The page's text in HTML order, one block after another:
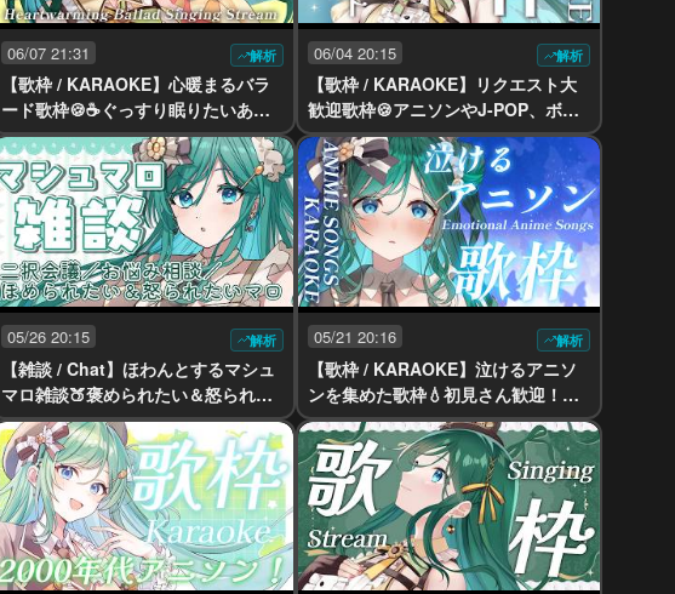
06/07 21:31 解析
【歌枠 / KARAOKE】心暖まるバラ
ード歌枠🍪☕ぐっすり眠りたいあな
たへ【 #もかん #vtuber #vsinger】
06/04 20:15 解析
【歌枠 / KARAOKE】リクエスト大
歓迎歌枠🍪アニソンやJ-POP、ボカ
ロ等リクエストしてみませんか？【
#もかん #vtuber #vsinger】
05/26 20:15 解析
【雑談 / Chat】ほわんとするマシュ
マロ雑談🍑褒められたい＆怒られた
い！？／お悩み相談室／二択会議 初
見さん歓迎！【 #もかん #vtuber #v
singer】
05/21 20:16 解析
【歌枠 / KARAOKE】泣けるアニソ
ンを集めた歌枠💧初見さん歓迎！一
緒に浸りませんか？【 #もかん #vtu
ber #vsinger】